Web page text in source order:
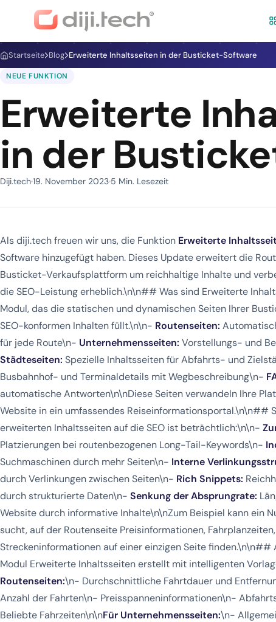
Startseite Blog Erweiterte Inhaltsseiten in der Busticket-Software
NEUE FUNKTION
Erweiterte
in der
Diji.tech19. November 2023 5 Min. Lesezeit
Als diji.tech freuen wir uns, die Funktion Erweiterte
Software hinzugefügt haben. Dieses Update erweitert die
Busticket-Verkaufsplattform um reichhaltige Inhalte und
die SEO-Leistung erheblich.\n\n## Was sind Erweiterte
Modul, das die statischen und dynamischen Seiten Ihrer
SEO-konformen Inhalten füllt.\n\n- Routenseiten:
für jede Route\n- Unternehmensseiten: Vorstellungs- und
Städteseiten: Spezielle Inhaltsseiten für Abfahrts- und
Busbahnhof- und Terminaldetails mit Wegbeschreibung\n-
automatische Antworten\n\nDiese Seiten verwandeln Ihre
Website in ein umfassendes Reiseinformationsportal.\n\n##
erweiterten Inhaltsseiten auf die SEO ist beträchtlich:\n\n-
Platzierungen bei routenbezogenen Long-Tail-Keywords\n-
Suchmaschinen durch mehr Seiten\n- Interne
durch Verlinkungen zwischen Seiten\n- Rich Snippets:
durch strukturierte Daten\n- Senkung der Absprungrate:
Website durch informative Inhalte\n\nZum Beispiel kann ein
sucht, auf der Routenseite Preisinformationen,
Streckeninformationen auf einer einzigen Seite
Modul Erweiterte Inhaltsseiten erstellt mit intelligenten
Routenseiten:\n- Durchschnittliche Fahrtdauer und
Anzahl der Fahrten\n- Preisspanneninformationen\n-
Beliebte Fahrzeiten\n\nFür Unternehmensseiten:\n-